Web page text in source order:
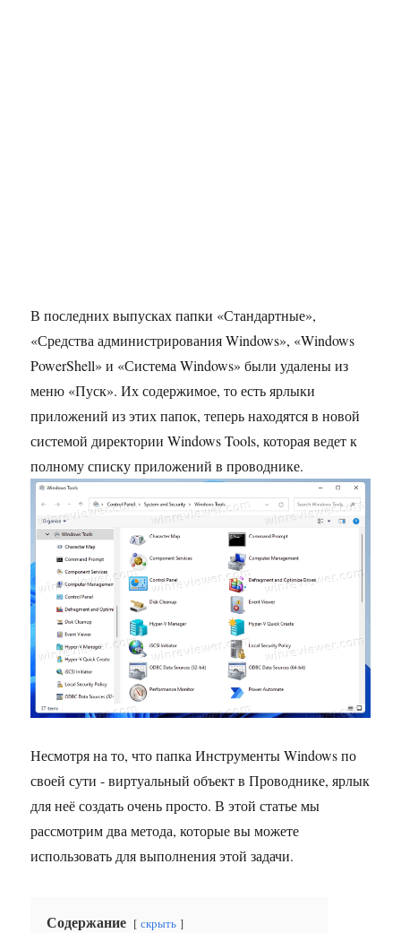
В последних выпусках папки «Стандартные»,
«Средства администрирования Windows», «Windows
PowerShell» и «Система Windows» были удалены из
меню «Пуск». Их содержимое, то есть ярлыки
приложений из этих папок, теперь находятся в новой
системой директории Windows Tools, которая ведет к
полному списку приложений в проводнике.
Несмотря на то, что папка Инструменты Windows по
своей сути - виртуальный объект в Проводнике, ярлык
для неё создать очень просто. В этой статье мы
рассмотрим два метода, которые вы можете
использовать для выполнения этой задачи.
Содержание скрыть